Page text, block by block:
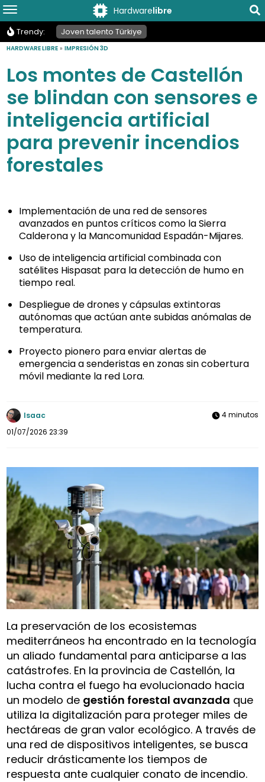
Hardwarelibre
Trendy: Joven talento Türkiye
HARDWARE LIBRE »IMPRESIÓN 3D
Los montes de Castellón
se blindan con sensores e
inteligencia artificial
para prevenir incendios
forestales
Implementación de una red de sensores
avanzados en puntos críticos como la Sierra
Calderona y la Mancomunidad Espadán-Mijares.
Uso de inteligencia artificial combinada con
satélites Hispasat para la detección de humo en
tiempo real.
Despliegue de drones y cápsulas extintoras
autónomas que actúan ante subidas anómalas de
temperatura.
Proyecto pionero para enviar alertas de
emergencia a senderistas en zonas sin cobertura
móvil mediante la red Lora.
Isaac
01/07/2026 23:39
4 minutos
La preservación de los ecosistemas
mediterráneos ha encontrado en la tecnología
un aliado fundamental para anticiparse a las
catástrofes. En la provincia de Castellón, la
lucha contra el fuego ha evolucionado hacia
un modelo de gestión forestal avanzada que
utiliza la digitalización para proteger miles de
hectáreas de gran valor ecológico. A través de
una red de dispositivos inteligentes, se busca
reducir drásticamente los tiempos de
respuesta ante cualquier conato de incendio.